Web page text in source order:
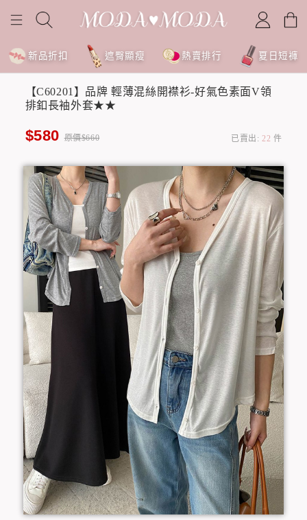
新品折扣 遮臀顯瘦 熱賣排行 夏日短褲
【C60201】品牌 輕薄混絲開襟衫-好氣色素面V領
排釦長袖外套★★
$580 原價$660 已賣出: 22 件